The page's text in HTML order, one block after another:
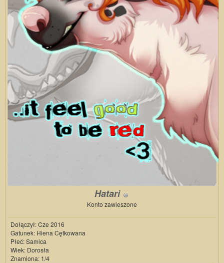
Hatari
Konto zawieszone
Dołączył: Cze 2016
Gatunek: Hiena Cętkowana
Płeć: Samica
Wiek: Dorosła
Znamiona: 1/4